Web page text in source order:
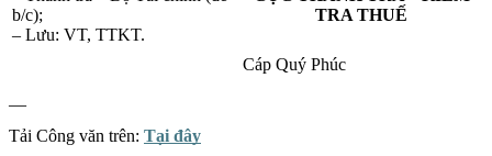
b/c);
– Lưu: VT, TTKT.
TRA THUẾ
Cáp Quý Phúc
—
Tải Công văn trên: Tại đây